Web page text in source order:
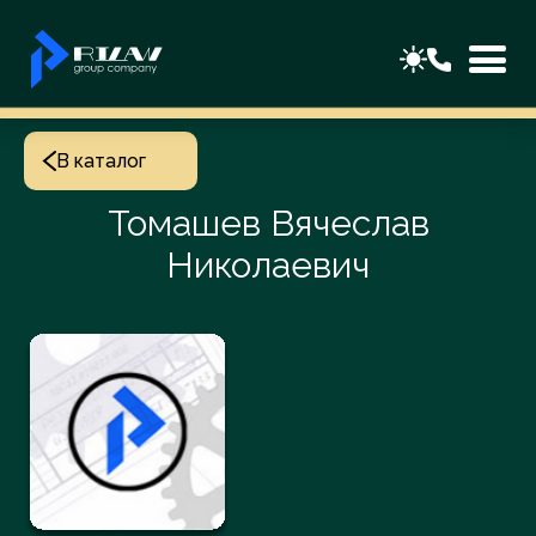
В каталог
Томашев Вячеслав
Николаевич